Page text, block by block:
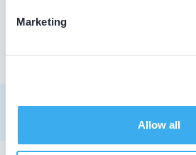
Marketing
Allow all